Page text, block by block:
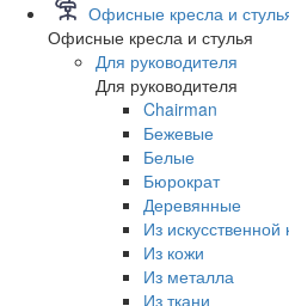
Офисные кресла и
Офисные кресла и стулья
Для руководителя
Для руководителя
Chairman
Бежевые
Белые
Бюрократ
Деревянные
Из искусственной
Из кожи
Из металла
Из ткани